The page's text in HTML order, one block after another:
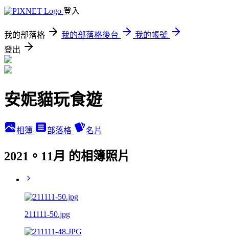
登入
我的部落格 我的部落格後台
我的帳號
登出
安妮貓玩食遊
相簿 部落格 名片
2021。11月 的相簿照片
211111-50.jpg